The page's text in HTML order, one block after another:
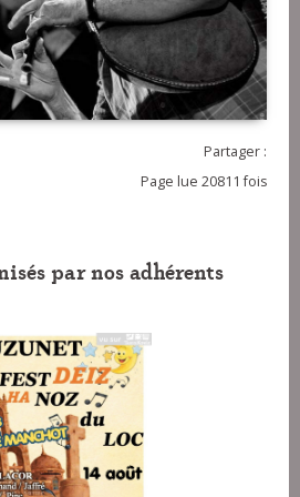
Partager :
Page lue 20811 fois
par nos adhérents